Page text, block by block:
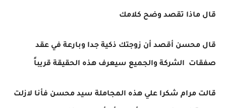
قال ماذا تقصد وضح كلامك
قال محسن أقصد أن زوجتك ذكية جدا وبارعة في عقد
صفقات الشركة والجميع سيعرف هذه الحقيقة قريباً
قالت مرام شكرا علي هذه المجاملة سيد محسن فأنا لازلت